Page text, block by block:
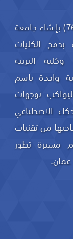
جاء المرسوم السلطاني رقم (76/2020) بإنشاء جامعة
بدمج الكليات
التربية
واحدة باسم
توجهات
الاصطناعي
من تقنيات
مسيرة تطور